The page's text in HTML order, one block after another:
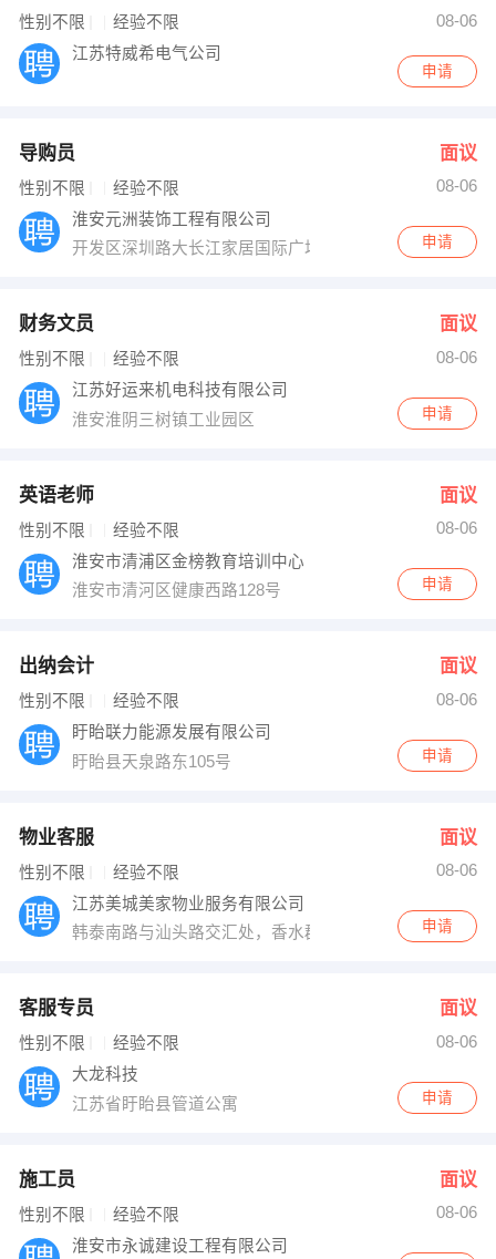
性别不限 经验不限
08-06
江苏特威希电气公司
申请
导购员 面议
性别不限 经验不限
08-06
淮安元洲装饰工程有限公司
开发区深圳路大长江家居国际广场2号楼
申请
财务文员 面议
性别不限 经验不限
08-06
江苏好运来机电科技有限公司
淮安淮阴三树镇工业园区
申请
英语老师 面议
性别不限 经验不限
08-06
淮安市清浦区金榜教育培训中心
淮安市清河区健康西路128号
申请
出纳会计 面议
性别不限 经验不限
08-06
盱眙联力能源发展有限公司
盱眙县天泉路东105号
申请
物业客服 面议
性别不限 经验不限
08-06
江苏美城美家物业服务有限公司
韩泰南路与汕头路交汇处，香水郡小区
申请
客服专员 面议
性别不限 经验不限
08-06
大龙科技
江苏省盱眙县管道公寓
申请
施工员 面议
性别不限 经验不限
08-06
淮安市永诚建设工程有限公司